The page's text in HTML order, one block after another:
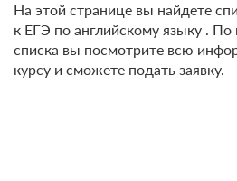
На этой странице вы найдете
к ЕГЭ по английскому языку . По
списка вы посмотрите всю
курсу и сможете подать заявку.